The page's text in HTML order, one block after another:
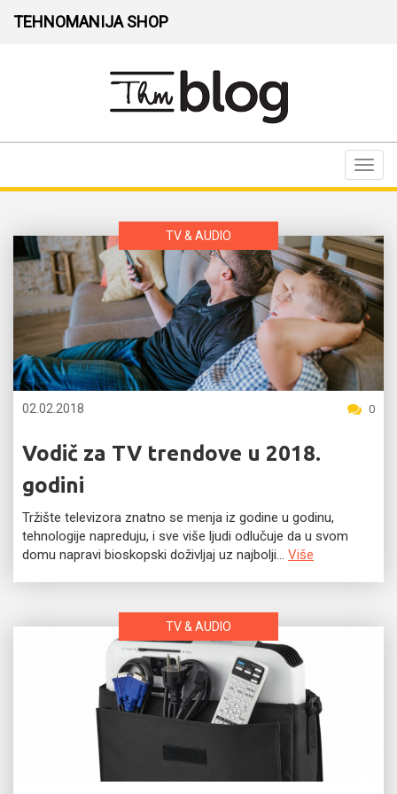
TEHNOMANIJA SHOP
TV & AUDIO
02.02.2018 0
Vodič za TV trendove u 2018.
godini
Tržište televizora znatno se menja iz godine u godinu,
tehnologije napreduju, i sve više ljudi odlučuje da u svom
domu napravi bioskopski doživljaj uz najbolji... Više
TV & AUDIO